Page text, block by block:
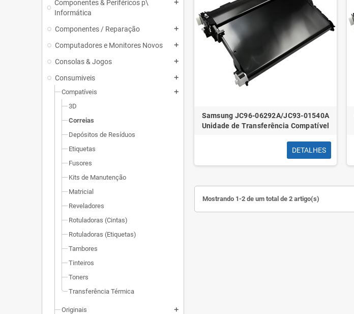
Componentes & Periféricos p\
Informática
add
Componentes / Reparação add
Computadores e Monitores Novos add
Consolas & Jogos add
Consumiveis add
Compatíveis add
3D
Correias
Depósitos de Resíduos
Etiquetas
Fusores
Kits de Manutenção
Matricial
Reveladores
Rotuladoras (Cintas)
Rotuladoras (Etiquetas)
Tambores
Tinteiros
Toners
Transferência Térmica
Originais add
Samsung JC96-06292A/JC93-01540A
Unidade de Transferência Compatível
DETALHES
Mostrando 1-2 de um total de 2 artigo(s)